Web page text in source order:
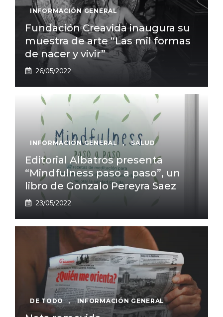
INFORMACIÓN GENERAL
Fundación Creavida inaugura su
muestra de arte “Las mil formas
de nacer y vivir”
26/05/2022
INFORMACIÓN GENERAL , SALUD
Editorial Albatros presenta
“Mindfulness paso a paso”, un
libro de Gonzalo Pereyra Saez
23/05/2022
DE TODO , INFORMACIÓN GENERAL